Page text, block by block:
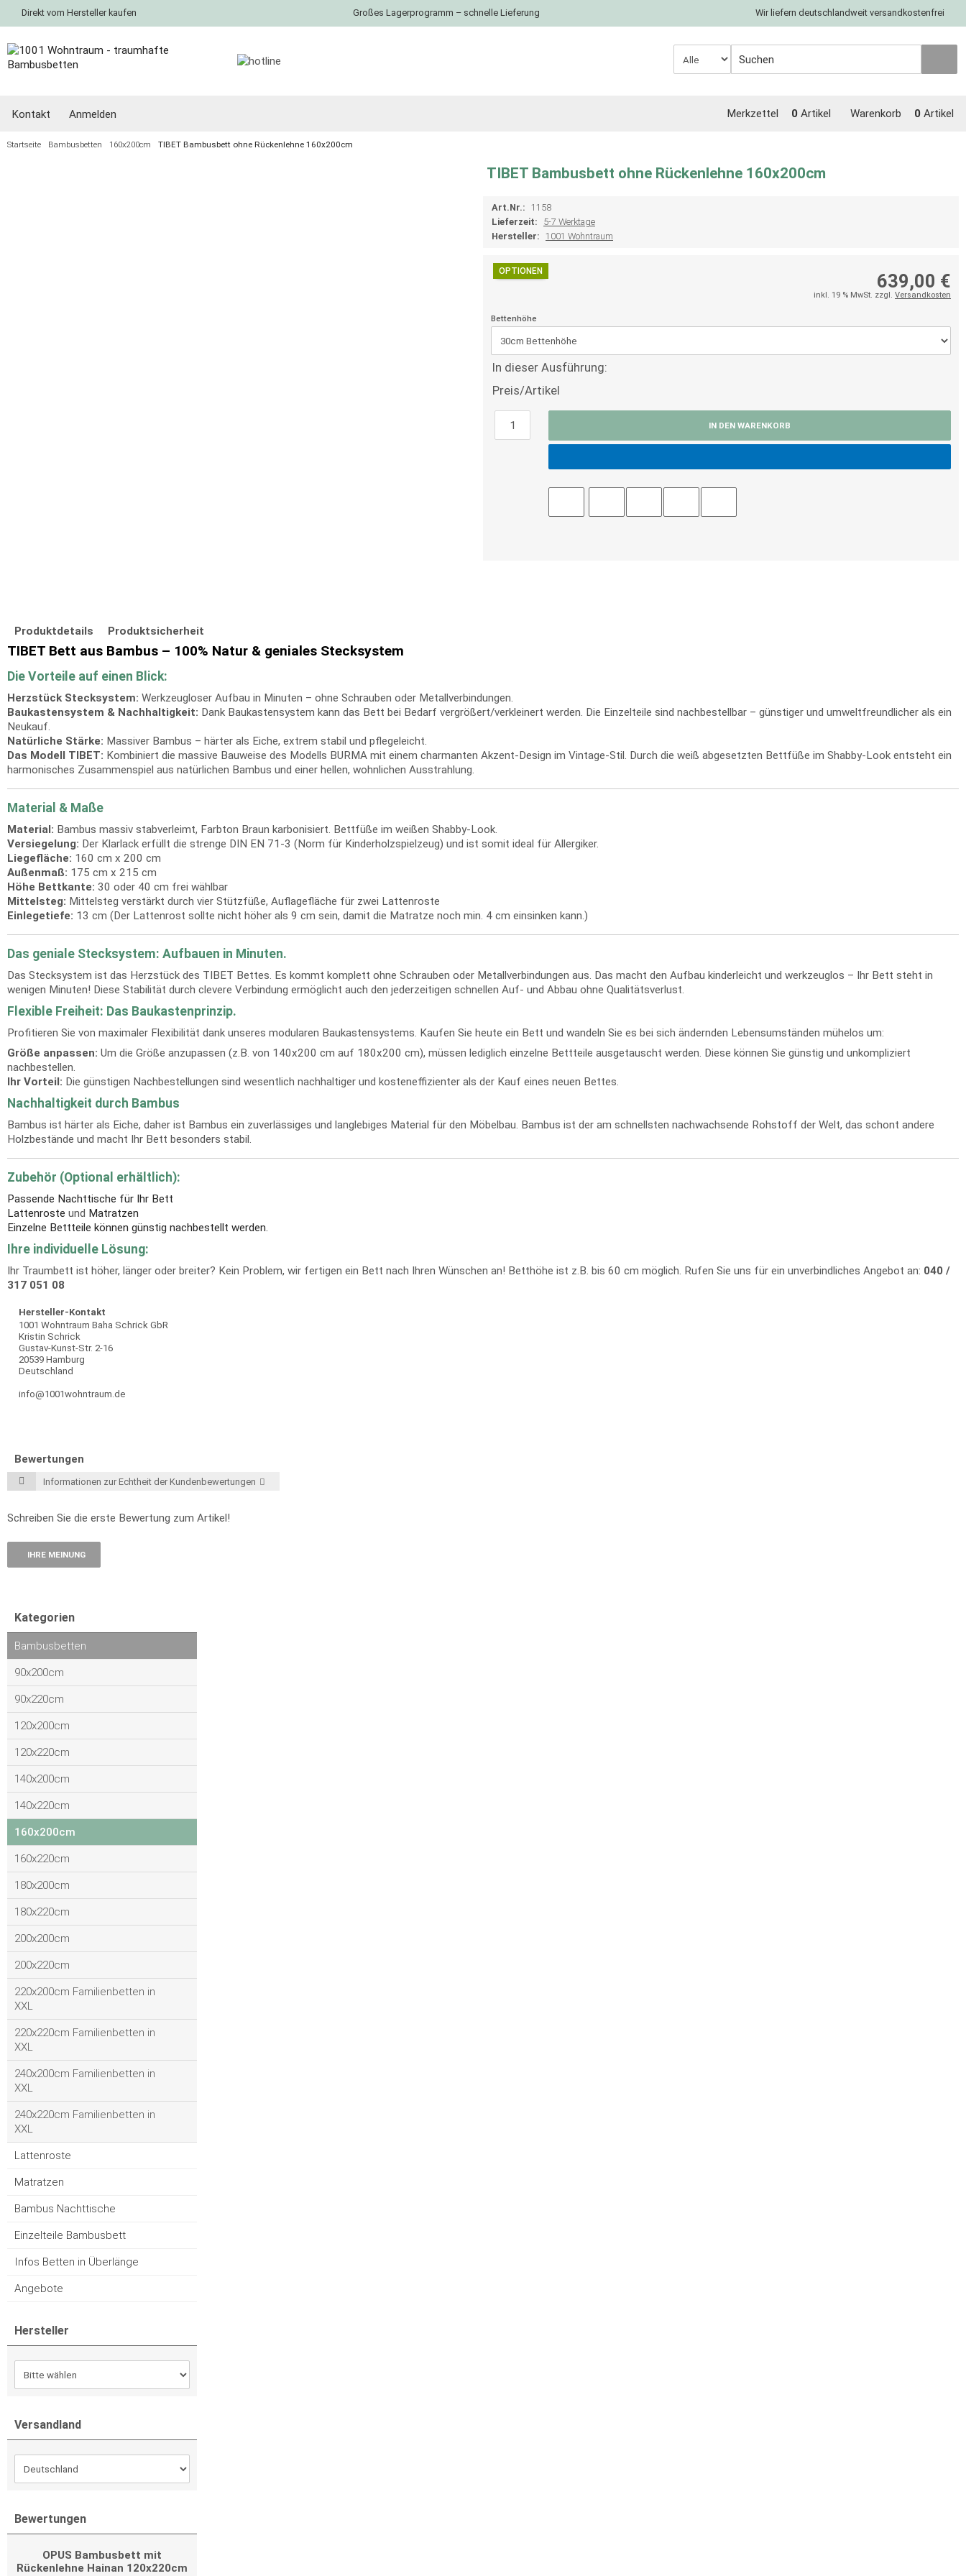
Direkt vom Hersteller kaufen Großes Lagerprogramm – schnelle Lieferung Wir liefern deutschlandweit versandkostenfrei
Kontakt Anmelden Warenkorb 0 Artikel
Merkzettel 0 Artikel
Startseite Bambusbetten 160x200cm TIBET Bambusbett ohne Rückenlehne 160x200cm
TIBET Bambusbett ohne Rückenlehne 160x200cm
Art.Nr.: 1158
Lieferzeit:
5-7 Werktage
Hersteller: 1001 Wohntraum
OPTIONEN 639,00 €
inkl. 19 % MwSt. zzgl. Versandkosten
Bettenhöhe
In dieser Ausführung:
Preis/Artikel
IN DEN WARENKORB
Produktdetails Produktsicherheit
TIBET Bett aus Bambus – 100% Natur & geniales Stecksystem
Die Vorteile auf einen Blick:
Herzstück Stecksystem: Werkzeugloser Aufbau in Minuten – ohne Schrauben oder Metallverbindungen.
Baukastensystem & Nachhaltigkeit: Dank Baukastensystem kann das Bett bei Bedarf vergrößert/verkleinert werden. Die Einzelteile sind nachbestellbar – günstiger und umweltfreundlicher als ein
Neukauf.
Natürliche Stärke: Massiver Bambus – härter als Eiche, extrem stabil und pflegeleicht.
Das Modell TIBET: Kombiniert die massive Bauweise des Modells BURMA mit einem charmanten Akzent-Design im Vintage-Stil. Durch die weiß abgesetzten Bettfüße im Shabby-Look entsteht ein
harmonisches Zusammenspiel aus natürlichen Bambus und einer hellen, wohnlichen Ausstrahlung.
Material & Maße
Material: Bambus massiv stabverleimt, Farbton Braun karbonisiert. Bettfüße im weißen Shabby-Look.
Versiegelung: Der Klarlack erfüllt die strenge DIN EN 71-3 (Norm für Kinderholzspielzeug) und ist somit ideal für Allergiker.
Liegefläche: 160 cm x 200 cm
Außenmaß: 175 cm x 215 cm
Höhe Bettkante: 30 oder 40 cm frei wählbar
Mittelsteg: Mittelsteg verstärkt durch vier Stützfüße, Auflagefläche für zwei Lattenroste
Einlegetiefe: 13 cm (Der Lattenrost sollte nicht höher als 9 cm sein, damit die Matratze noch min. 4 cm einsinken kann.)
Das geniale Stecksystem: Aufbauen in Minuten.
Das Stecksystem ist das Herzstück des TIBET Bettes. Es kommt komplett ohne Schrauben oder Metallverbindungen aus. Das macht den Aufbau kinderleicht und werkzeuglos – Ihr Bett steht in
wenigen Minuten! Diese Stabilität durch clevere Verbindung ermöglicht auch den jederzeitigen schnellen Auf- und Abbau ohne Qualitätsverlust.
Flexible Freiheit: Das Baukastenprinzip.
Profitieren Sie von maximaler Flexibilität dank unseres modularen Baukastensystems. Kaufen Sie heute ein Bett und wandeln Sie es bei sich ändernden Lebensumständen mühelos um:
Größe anpassen: Um die Größe anzupassen (z.B. von 140x200 cm auf 180x200 cm), müssen lediglich einzelne Bettteile ausgetauscht werden. Diese können Sie günstig und unkompliziert
nachbestellen.
Ihr Vorteil: Die günstigen Nachbestellungen sind wesentlich nachhaltiger und kosteneffizienter als der Kauf eines neuen Bettes.
Nachhaltigkeit durch Bambus
Bambus ist härter als Eiche, daher ist Bambus ein zuverlässiges und langlebiges Material für den Möbelbau. Bambus ist der am schnellsten nachwachsende Rohstoff der Welt, das schont andere
Holzbestände und macht Ihr Bett besonders stabil.
Zubehör (Optional erhältlich):
Passende Nachttische für Ihr Bett
Lattenroste und Matratzen
Einzelne Bettteile können günstig nachbestellt werden.
Ihre individuelle Lösung:
Ihr Traumbett ist höher, länger oder breiter? Kein Problem, wir fertigen ein Bett nach Ihren Wünschen an! Betthöhe ist z.B. bis 60 cm möglich. Rufen Sie uns für ein unverbindliches Angebot an: 040 /
317 051 08
Hersteller-Kontakt
1001 Wohntraum Baha Schrick GbR
Kristin Schrick
Gustav-Kunst-Str. 2-16
20539 Hamburg
Deutschland
info@1001wohntraum.de
Bewertungen
Informationen zur Echtheit der Kundenbewertungen
Schreiben Sie die erste Bewertung zum Artikel!
IHRE MEINUNG
Kategorien
Bambusbetten
90x200cm
90x220cm
120x200cm
120x220cm
140x200cm
140x220cm
160x200cm
160x220cm
180x200cm
180x220cm
200x200cm
200x220cm
220x200cm Familienbetten in
XXL
220x220cm Familienbetten in
XXL
240x200cm Familienbetten in
XXL
240x220cm Familienbetten in
XXL
Lattenroste
Matratzen
Bambus Nachttische
Einzelteile Bambusbett
Infos Betten in Überlänge
Angebote
Hersteller
Versandland
Bewertungen
OPUS Bambusbett mit
Rückenlehne Hainan 120x220cm